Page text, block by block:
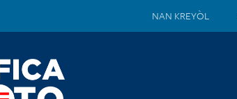
NAN KREYÒL